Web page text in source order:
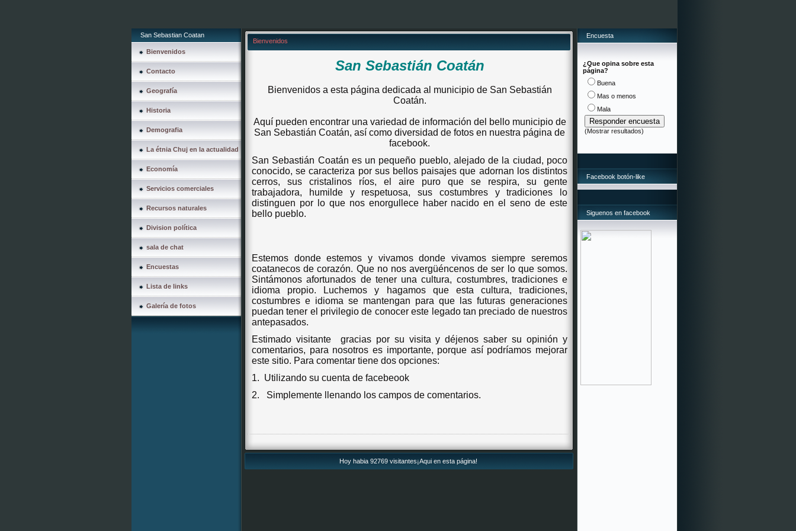
San Sebastian Coatan
Bienvenidos
Contacto
Geografía
Historia
Demografia
La étnia Chuj en la actualidad
Economía
Servicios comerciales
Recursos naturales
Division política
sala de chat
Encuestas
Lista de links
Galería de fotos
Bienvenidos
San Sebastián Coatán
Bienvenidos a esta página dedicada al municipio de San Sebastián
Coatán.
Aquí pueden encontrar una variedad de información del bello municipio de
San Sebastián Coatán, así como diversidad de fotos en nuestra página de
facebook.
San Sebastián Coatán es un pequeño pueblo, alejado de la ciudad, poco
conocido, se caracteriza por sus bellos paisajes que adornan los distintos
cerros, sus cristalinos ríos, el aire puro que se respira, su gente
trabajadora, humilde y respetuosa, sus costumbres y tradiciones lo
distinguen por lo que nos enorgullece haber nacido en el seno de este
bello pueblo.
Estemos donde estemos y vivamos donde vivamos siempre seremos
coatanecos de corazón. Que no nos avergüéncenos de ser lo que somos.
Sintámonos afortunados de tener una cultura, costumbres, tradiciones e
idioma propio. Luchemos y hagamos que esta cultura, tradiciones,
costumbres e idioma se mantengan para que las futuras generaciones
puedan tener el privilegio de conocer este legado tan preciado de nuestros
antepasados.
Estimado visitante gracias por su visita y déjenos saber su opinión y
comentarios, para nosotros es importante, porque así podríamos mejorar
este sitio. Para comentar tiene dos opciones:
1. Utilizando su cuenta de facebeook
2.
Simplemente llenando los campos de comentarios.
Hoy habia 92769 visitantes¡Aqui en esta página!
Encuesta
¿Que opina sobre esta
página?
Buena
Mas o menos
Mala
(Mostrar resultados)
Facebook botón-like
Siguenos en facebook